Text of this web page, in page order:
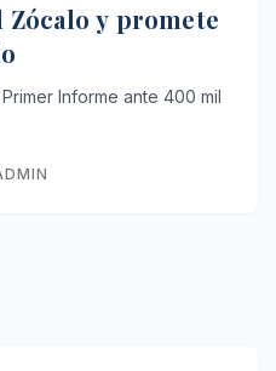
Zócalo y promete
Informe ante 400 mil